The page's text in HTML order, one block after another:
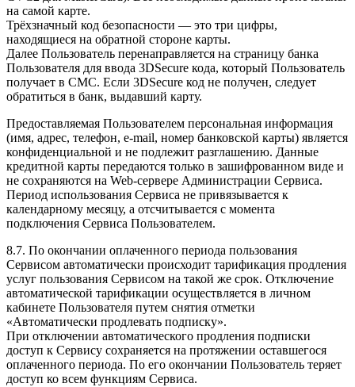
на самой карте.
Трёхзначный код безопасности — это три цифры,
находящиеся на обратной стороне карты.
Далее Пользователь перенаправляется на страницу банка
Пользователя для ввода 3DSecure кода, который Пользователь
получает в СМС. Если 3DSecure код не получен, следует
обратиться в банк, выдавший карту.
Предоставляемая Пользователем персональная информация
(имя, адрес, телефон, e-mail, номер банковской карты) является
конфиденциальной и не подлежит разглашению. Данные
кредитной карты передаются только в зашифрованном виде и
не сохраняются на Web-сервере Администрации Сервиса.
Период использования Сервиса не привязывается к
календарному месяцу, а отсчитывается с момента
подключения Сервиса Пользователем.
8.7. По окончании оплаченного периода пользования
Сервисом автоматически происходит тарификация продления
услуг пользования Сервисом на такой же срок. Отключение
автоматической тарификации осуществляется в личном
кабинете Пользователя путем снятия отметки
«Автоматически продлевать подписку».
При отключении автоматического продления подписки
доступ к Сервису сохраняется на протяжении оставшегося
оплаченного периода. По его окончании Пользователь теряет
доступ ко всем функциям Сервиса.